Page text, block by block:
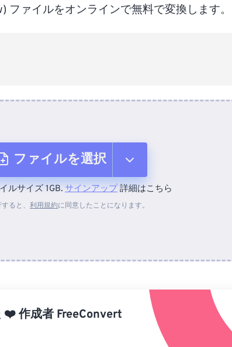
ファイルをオンラインで無料で変換します。
ファイルを選択
デバイスから
OneDriveから
ルサイズ 1GB. サインアップ詳細はこちら
ると、 利用規約に同意したことになります。
❤️作成者 FreeConvert